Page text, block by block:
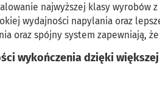
najwyższej klasy wyrobów
wydajności napylania oraz
oraz spójny system zapewniają,
wykończenia dzięki